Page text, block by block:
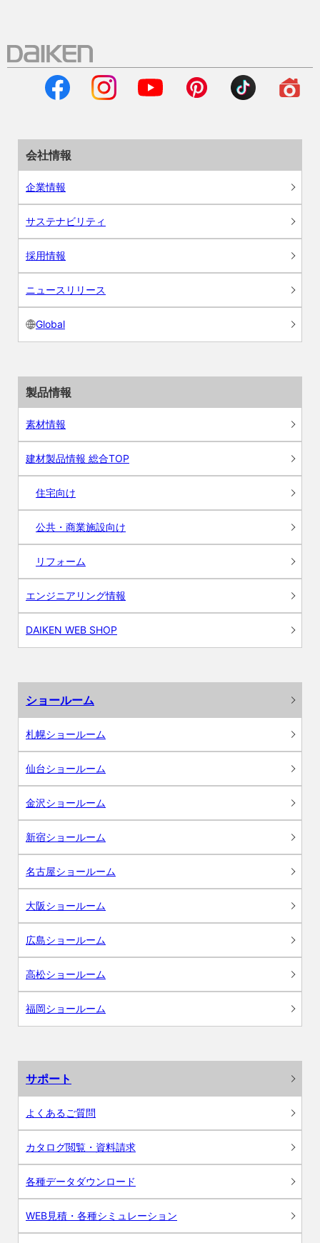
会社情報
企業情報
サステナビリティ
採用情報
ニュースリリース
Global
製品情報
素材情報
建材製品情報 総合TOP
住宅向け
公共・商業施設向け
リフォーム
エンジニアリング情報
DAIKEN WEB SHOP
ショールーム
札幌ショールーム
仙台ショールーム
金沢ショールーム
新宿ショールーム
名古屋ショールーム
大阪ショールーム
広島ショールーム
高松ショールーム
福岡ショールーム
サポート
よくあるご質問
カタログ閲覧・資料請求
各種データダウンロード
WEB見積・各種シミュレーション